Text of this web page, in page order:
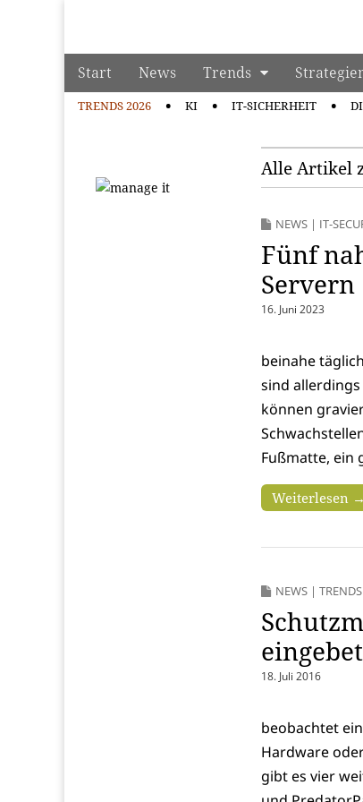
manage it
Main menu
Skip to content
Start News Trends
TRENDS 2026 KI IT-SICHERHEIT
Alle Artikel
NEWS| IT-
Fünf
Servern
16. Juni 2023
beinahe
sind
können
Fußmatte, ein
Weiterlesen →
NEWS|
18. Juli 2016
beobachtet
Hardware
gibt es vier